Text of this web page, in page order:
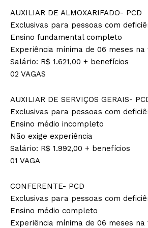
AUXILIAR DE ALMOXARIFADO- PCD
Exclusivas para pessoas com
Ensino fundamental completo
Experiência mínima de 06 meses na
Salário: R$ 1.621,00 + benefícios
02 VAGAS
AUXILIAR DE SERVIÇOS GERAIS-
Exclusivas para pessoas com
Ensino médio incompleto
Não exige experiência
Salário: R$ 1.992,00 + benefícios
01 VAGA
CONFERENTE- PCD
Exclusivas para pessoas com
Ensino médio completo
Experiência mínima de 06 meses na